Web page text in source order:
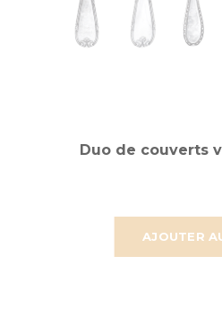
AJOUTER
Duo de couverts